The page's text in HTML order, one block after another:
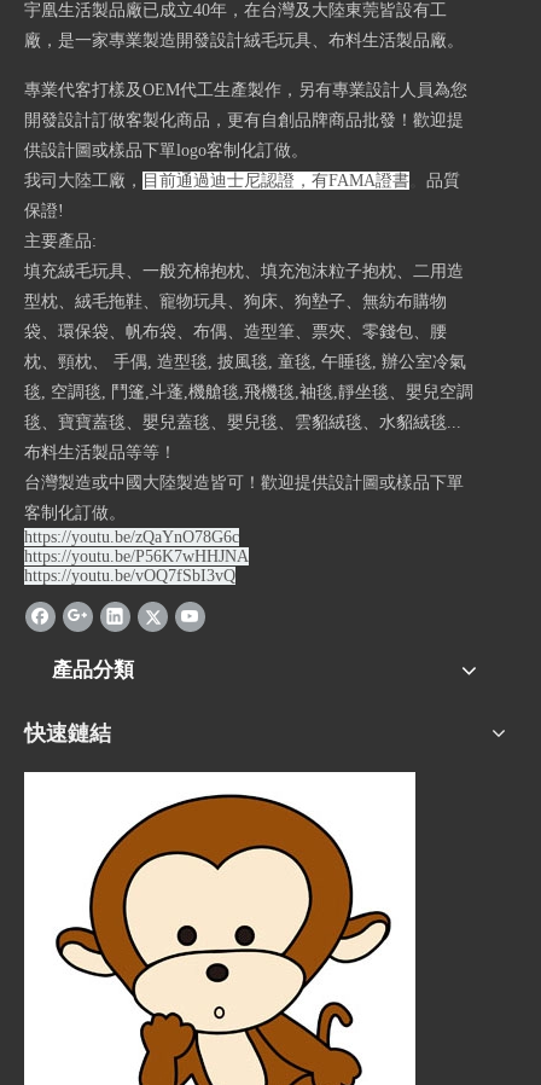
宇凰生活製品廠已成立40年，在台灣及大陸東莞皆設有工
廠，是一家專業製造開發設計絨毛玩具、布料生活製品廠。
專業代客打樣及OEM代工生產製作，另有專業設計人員為您
開發設計訂做客製化商品，更有自創品牌商品批發！歡迎提
供設計圖或樣品下單logo客制化訂做。
我司大陸工廠， 目前通過迪士尼認證，有FAMA證書
品質
保證!
主要產品:
填充絨毛玩具、一般充棉抱枕、填充泡沫粒子抱枕、二用造
型枕、絨毛拖鞋、寵物玩具、狗床、狗墊子、無紡布購物
袋、環保袋、帆布袋、布偶、造型筆、票夾、零錢包、腰
枕、頸枕、 手偶, 造型毯, 披風毯, 童毯, 午睡毯, 辦公室冷氣
毯, 空調毯, 鬥篷,斗蓬,機艙毯,飛機毯,袖毯,靜坐毯、嬰兒空調
毯、寶寶蓋毯、嬰兒蓋毯、嬰兒毯、雲貂絨毯、水貂絨毯...
布料生活製品等等！
台灣製造或中國大陸製造皆可！歡迎提供設計圖或樣品下單
客制化訂做。
https://youtu.be/zQaYnO78G6c
https://youtu.be/P56K7wHHJNA
https://youtu.be/vOQ7fSbI3vQ
產品分類
快速鏈結